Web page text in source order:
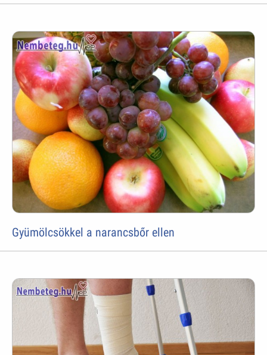
Gyümölcsökkel a narancsbőr ellen